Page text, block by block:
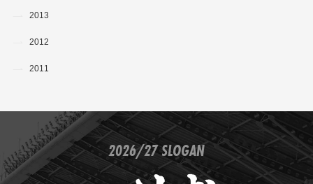
2013
2012
2011
2026/27 SLOGAN